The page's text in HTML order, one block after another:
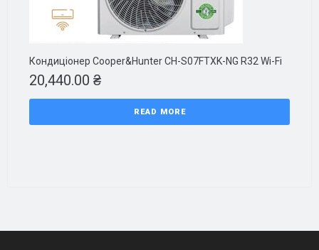
Кондиціонер Cooper&Hunter CH-S07FTXK-NG R32 Wi-Fi
20,440.00 ₴
READ MORE